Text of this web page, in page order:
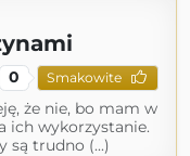
0 Smakowite
że nie, bo mam w
ich wykorzystanie.
są trudno (...)